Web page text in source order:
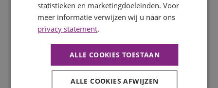
Waarom motivatie steeds belangrijker wordt dan een
perfect cv
Publicatiedatum10 juli 2026
Romée Zwaan
Een indrukwekkend cv is niet langer de enige sleutel tot
een nieuwe baan. Werkgevers kijken steeds vaker naar de
statistieken en marketingdoeleinden. Voor
meer informatie verwijzen wij u naar ons
privacy statement.
ALLE COOKIES TOESTAAN
ALLE COOKIES AFWIJZEN